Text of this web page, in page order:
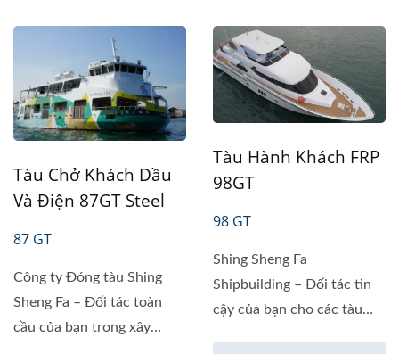
Tàu Chở Khách Dầu
Và Điện 87GT Steel
87 GT
Công ty Đóng tàu Shing
Sheng Fa – Đối tác toàn
cầu của bạn trong xây
Tàu Hành Khách FRP
98GT
98 GT
Shing Sheng Fa
Shipbuilding – Đối tác tin
cậy của bạn cho các tàu